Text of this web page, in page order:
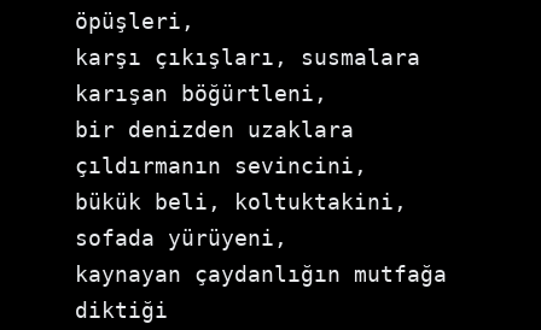
öpüşleri,
karşı çıkışları, susmalara
karışan böğürtleni,
bir denizden uzaklara
çıldırmanın sevincini,
bükük beli, koltuktakini,
sofada yürüyeni,
kaynayan çaydanlığın mutfağa
diktiği